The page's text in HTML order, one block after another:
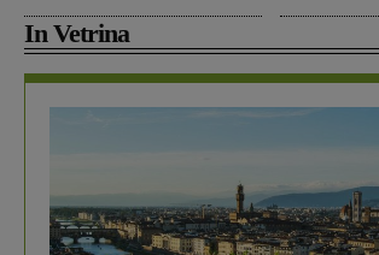
In Vetrina